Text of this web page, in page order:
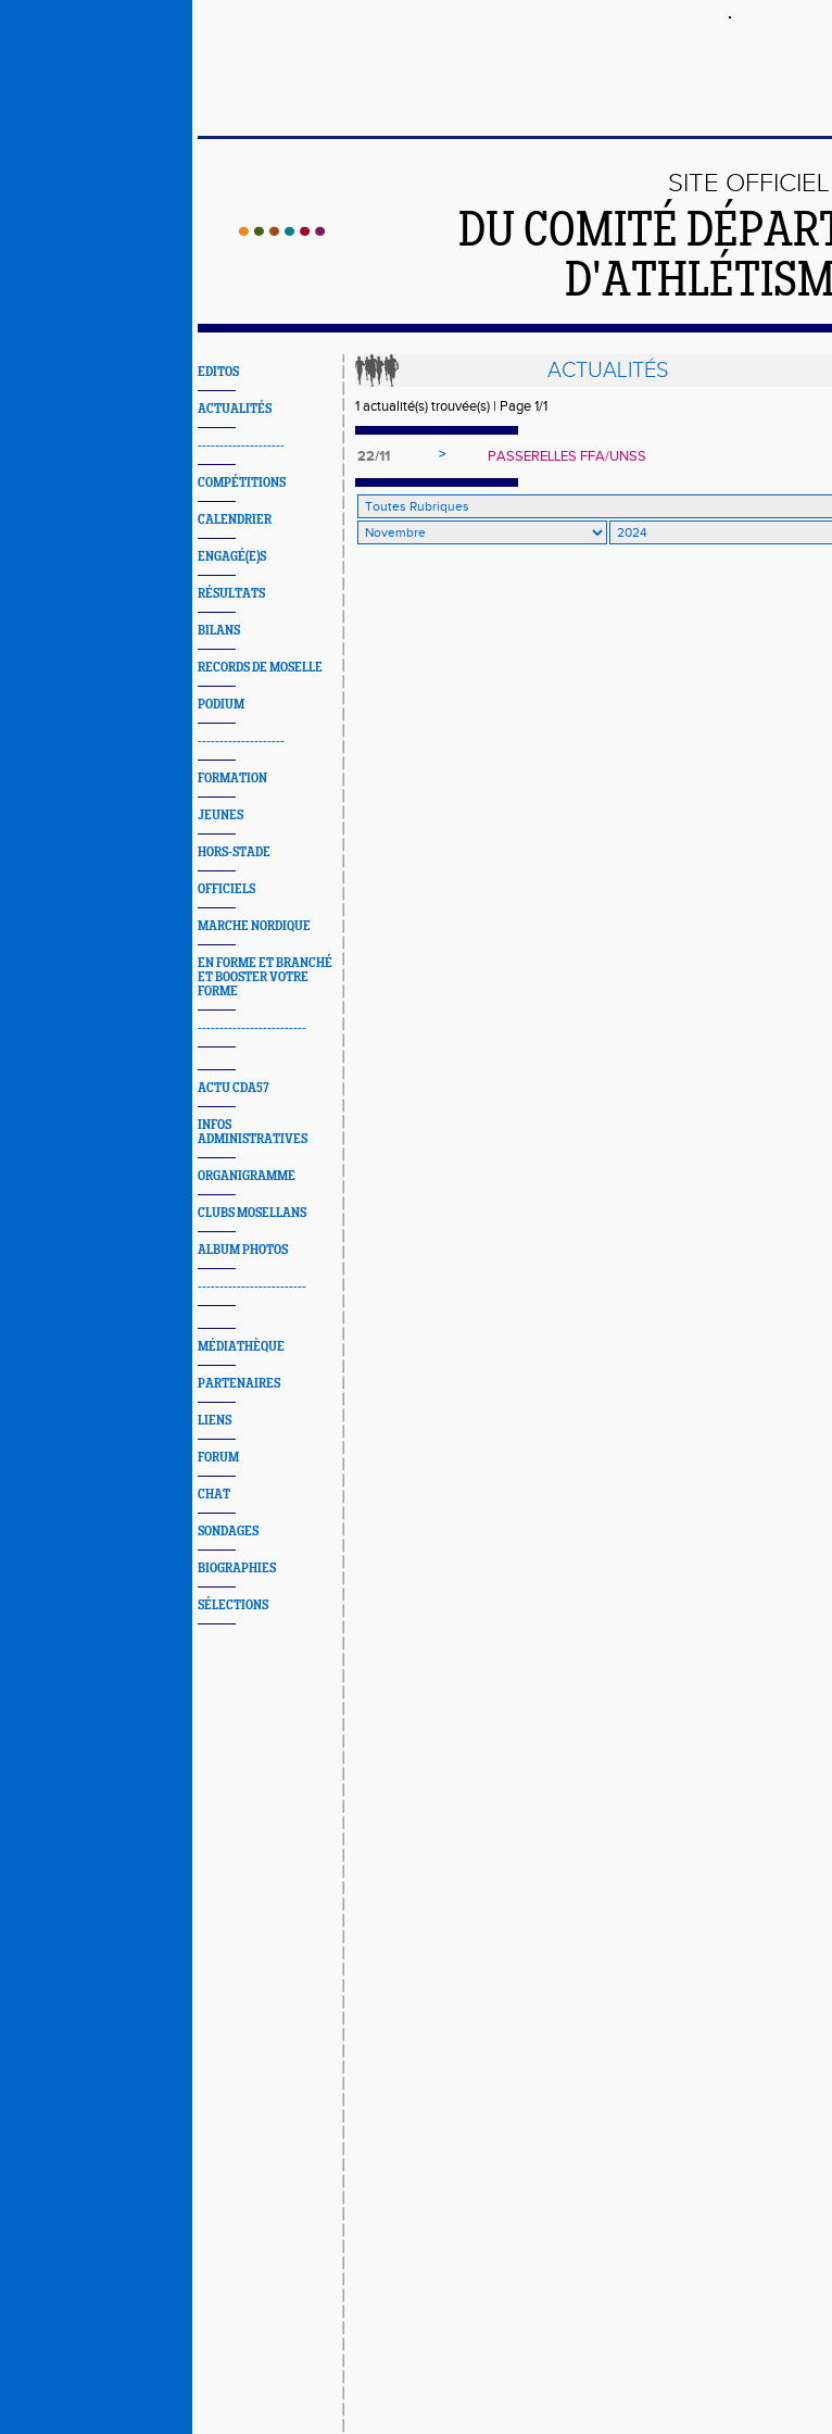
SITE OFFICIEL
DU COMITÉ
EDITOS
ACTUALITÉS
--------------------
COMPÉTITIONS
CALENDRIER
ENGAGÉ(E)S
RÉSULTATS
BILANS
RECORDS DE MOSELLE
PODIUM
--------------------
FORMATION
JEUNES
HORS-STADE
OFFICIELS
MARCHE NORDIQUE
EN FORME ET BRANCHÉ
ET BOOSTER VOTRE
FORME
-------------------------
ACTU CDA57
INFOS
ADMINISTRATIVES
ORGANIGRAMME
CLUBS MOSELLANS
ALBUM PHOTOS
-------------------------
MÉDIATHÈQUE
PARTENAIRES
LIENS
FORUM
CHAT
SONDAGES
BIOGRAPHIES
SÉLECTIONS
ACTUALITÉS
1 actualité(s) trouvée(s) | Page 1/1
22/11 > PASSERELLES FFA/UNSS